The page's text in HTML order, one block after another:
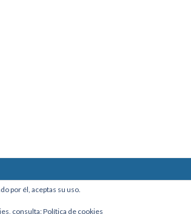
Mezzanine, Of. 101 - La Paz, Bolivia
por él, aceptas su uso.
consulta:Política de cookies